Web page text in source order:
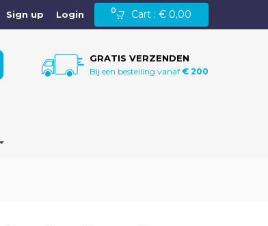
Cart : € 0,00
0
Sign up Login
GRATIS VERZENDEN
Bij een bestelling vanaf € 200